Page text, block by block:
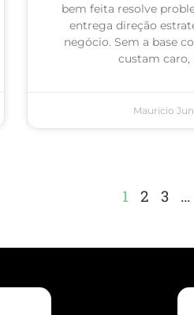
bem feita resolve
entrega direção
negócio. Sem a base
custam caro,
Mauricio
1 2 3 …